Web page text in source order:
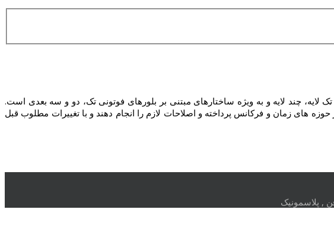
چند لایه و به ویژه ساختارهای مبتنی بر بلورهای فوتونی تک، دو و سه بعدی است.
های زمان و فرکانس پرداخته و اصلاحات لازم را انجام دهند و با تغییرات مطلوب قبل